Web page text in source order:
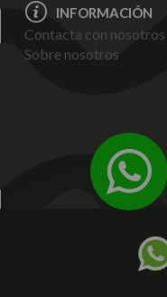
INFORMACIÓN
Contacta con nosotros
Sobre nosotros